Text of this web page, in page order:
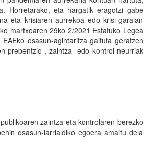
Horretarako, eta hargatik eragotzi gabe
eta krisiaren aurrekoa edo krisi-garaian
martxoaren 29ko 2/2021 Estatuko Legea
osasun-agintaritza gaituta geratzen
prebentzio-, zaintza- edo kontrol-neurriak
zaintza eta kontrolaren berezko
osasun-larrialdiko egoera amaitu dela